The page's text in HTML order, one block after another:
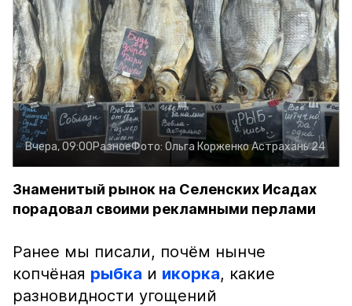
Вчера, 09:00РазноеФото: Ольга КорженкоАстрахань 24
Знаменитый рынок на Селенских Исадах
порадовал своими рекламными перлами
Ранее мы писали, почём нынче
копчёная рыбка и икорка, какие
разновидности угощений